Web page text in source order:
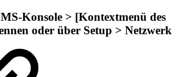
Konsole > [Kontextmenü des
oder über Setup > Netzwerk